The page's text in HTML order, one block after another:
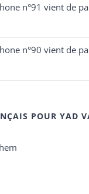
n°91 vient de
n°90 vient de
POUR YAD